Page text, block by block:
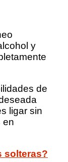
y
de
ligar sin
en
solteras?